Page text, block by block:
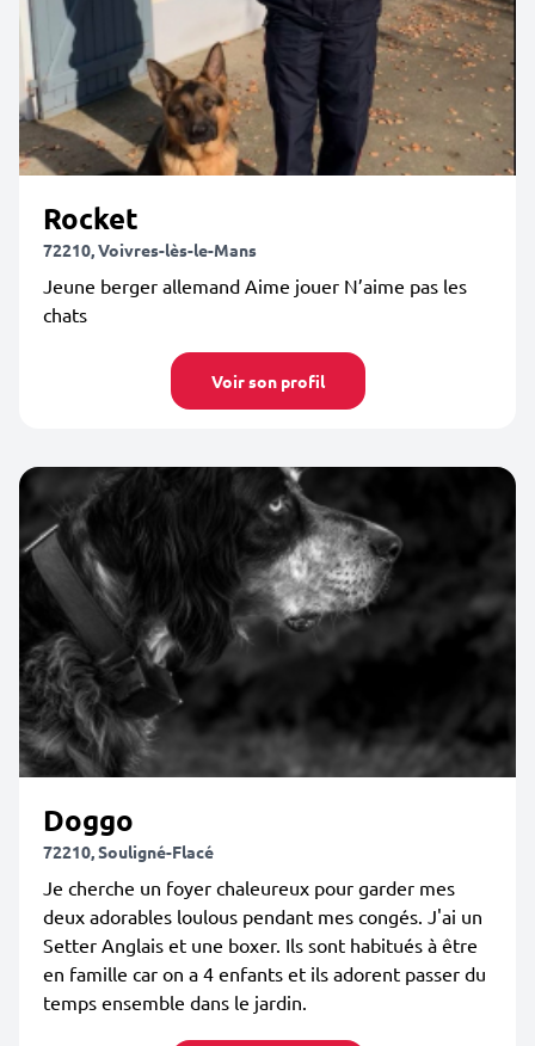
Rocket
72210, Voivres-lès-le-Mans
Jeune berger allemand Aime jouer N’aime pas les
chats
Voir son profil
Doggo
72210, Souligné-Flacé
Je cherche un foyer chaleureux pour garder mes
deux adorables loulous pendant mes congés. J'ai un
Setter Anglais et une boxer. Ils sont habitués à être
en famille car on a 4 enfants et ils adorent passer du
temps ensemble dans le jardin.